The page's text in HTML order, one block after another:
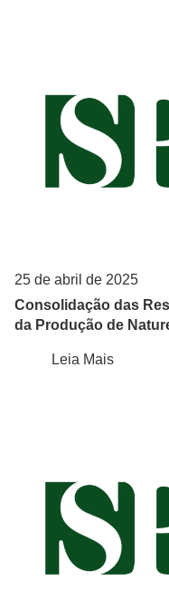
Prefeitura de Guaratuba
Prefeitura de Matinhos
UNILIVRE
25 de abril de 2025
Consolidação das
da Produção de
Leia Mais